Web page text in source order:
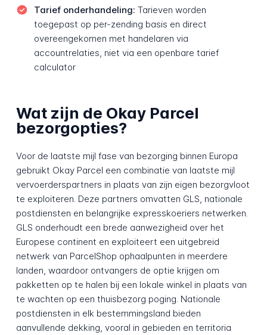
Tarief onderhandeling: Tarieven worden
toegepast op per-zending basis en direct
overeengekomen met handelaren via
accountrelaties, niet via een openbare tarief
calculator
Wat zijn de Okay Parcel
bezorgopties?
Voor de laatste mijl fase van bezorging binnen Europa
gebruikt Okay Parcel een combinatie van laatste mijl
vervoerderspartners in plaats van zijn eigen bezorgvloot
te exploiteren. Deze partners omvatten GLS, nationale
postdiensten en belangrijke expresskoeriers netwerken.
GLS onderhoudt een brede aanwezigheid over het
Europese continent en exploiteert een uitgebreid
netwerk van ParcelShop ophaalpunten in meerdere
landen, waardoor ontvangers de optie krijgen om
pakketten op te halen bij een lokale winkel in plaats van
te wachten op een thuisbezorg poging. Nationale
postdiensten in elk bestemmingsland bieden
aanvullende dekking, vooral in gebieden en territoria